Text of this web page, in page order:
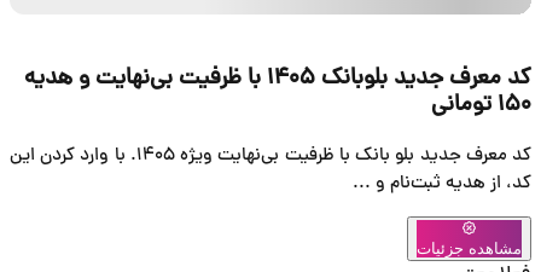
با ظرفیت بی‌نهایت و هدیه
کد معرف جدید بلو بانک با ظرفیت بی‌نهایت ویژه 1405. با وارد کردن این